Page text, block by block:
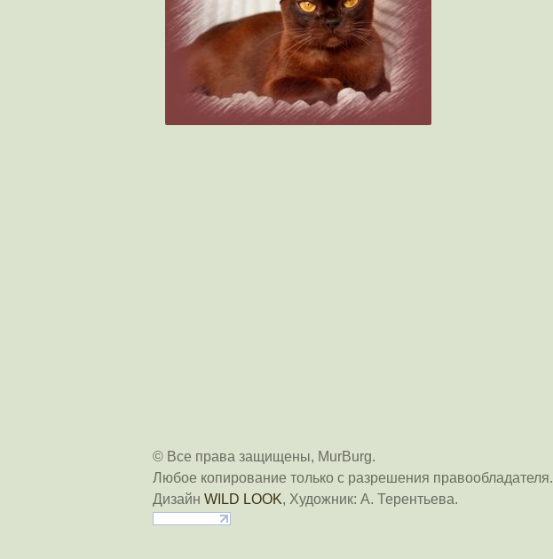
© Все права защищены, MurBurg.
Любое копирование только с разрешения правообладателя.
Дизайн WILD LOOK, Художник: А. Терентьева.